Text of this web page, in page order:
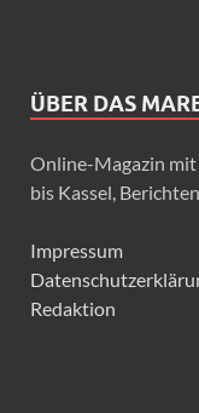
ÜBER DAS
Online-Magazin
bis Kassel,
Impressum
Redaktion